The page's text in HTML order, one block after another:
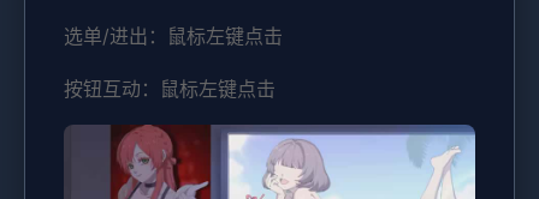
选单/进出：鼠标左键点击
按钮互动：鼠标左键点击